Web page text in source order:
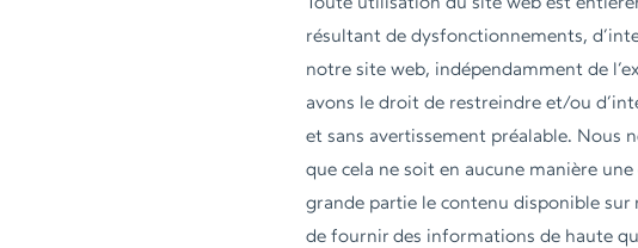
Toute utilisation du site web est
résultant de dysfonctionnements,
notre site web, indépendamment de
avons le droit de restreindre et/ou
et sans avertissement préalable. Nous
que cela ne soit en aucune manière
grande partie le contenu disponible
de fournir des informations de haute